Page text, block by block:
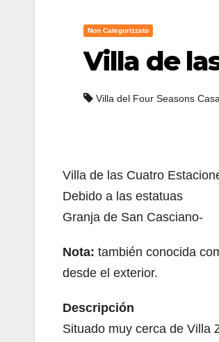
Non Categorizzato
Villa de
Villa del Four Seasons
Villa de las Cuatro
Debido a las estatuas
Granja de San Casciano-
Nota: también conocida
desde el exterior.
Descripción
Situado muy cerca de Villa